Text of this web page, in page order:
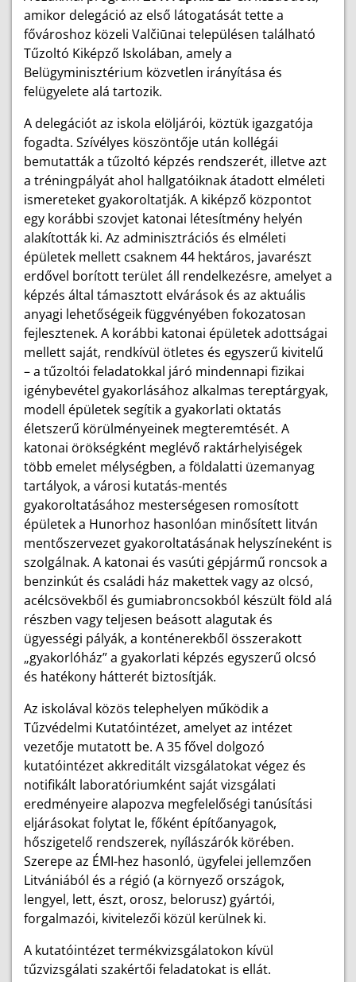
amikor delegáció az első látogatását tette a
fővároshoz közeli Valčiūnai településen található
Tűzoltó Kiképző Iskolában, amely a
Belügyminisztérium közvetlen irányítása és
felügyelete alá tartozik.
A delegációt az iskola elöljárói, köztük igazgatója
fogadta. Szívélyes köszöntője után kollégái
bemutatták a tűzoltó képzés rendszerét, illetve azt
a tréningpályát ahol hallgatóiknak átadott elméleti
ismereteket gyakoroltatják. A kiképző központot
egy korábbi szovjet katonai létesítmény helyén
alakították ki. Az adminisztrációs és elméleti
épületek mellett csaknem 44 hektáros, javarészt
erdővel borított terület áll rendelkezésre, amelyet a
képzés által támasztott elvárások és az aktuális
anyagi lehetőségeik függvényében fokozatosan
fejlesztenek. A korábbi katonai épületek adottságai
mellett saját, rendkívül ötletes és egyszerű kivitelű
– a tűzoltói feladatokkal járó mindennapi fizikai
igénybevétel gyakorlásához alkalmas tereptárgyak,
modell épületek segítik a gyakorlati oktatás
életszerű körülményeinek megteremtését. A
katonai örökségként meglévő raktárhelyiségek
több emelet mélységben, a földalatti üzemanyag
tartályok, a városi kutatás-mentés
gyakoroltatásához mesterségesen romosított
épületek a Hunorhoz hasonlóan minősített litván
mentőszervezet gyakoroltatásának helyszíneként is
szolgálnak. A katonai és vasúti gépjármű roncsok a
benzinkút és családi ház makettek vagy az olcsó,
acélcsövekből és gumiabroncsokból készült föld alá
részben vagy teljesen beásott alagutak és
ügyességi pályák, a konténerekből összerakott
„gyakorlóház” a gyakorlati képzés egyszerű olcsó
és hatékony hátterét biztosítják.
Az iskolával közös telephelyen működik a
Tűzvédelmi Kutatóintézet, amelyet az intézet
vezetője mutatott be. A 35 fővel dolgozó
kutatóintézet akkreditált vizsgálatokat végez és
notifikált laboratóriumként saját vizsgálati
eredményeire alapozva megfelelőségi tanúsítási
eljárásokat folytat le, főként építőanyagok,
hőszigetelő rendszerek, nyílászárók körében.
Szerepe az ÉMI-hez hasonló, ügyfelei jellemzően
Litvániából és a régió (a környező országok,
lengyel, lett, észt, orosz, belorusz) gyártói,
forgalmazói, kivitelezői közül kerülnek ki.
A kutatóintézet termékvizsgálatokon kívül
tűzvizsgálati szakértői feladatokat is ellát.